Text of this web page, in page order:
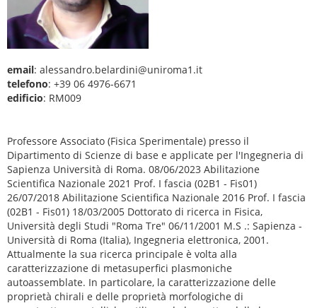
email: alessandro.belardini@uniroma1.it
telefono: +39 06 4976-6671
edificio: RM009
Professore Associato (Fisica Sperimentale) presso il
Dipartimento di Scienze di base e applicate per l'Ingegneria di
Sapienza Università di Roma. 08/06/2023 Abilitazione
Scientifica Nazionale 2021 Prof. I fascia (02B1 - Fis01)
26/07/2018 Abilitazione Scientifica Nazionale 2016 Prof. I fascia
(02B1 - Fis01) 18/03/2005 Dottorato di ricerca in Fisica,
Università degli Studi "Roma Tre" 06/11/2001 M.S .: Sapienza -
Università di Roma (Italia), Ingegneria elettronica, 2001.
Attualmente la sua ricerca principale è volta alla
caratterizzazione di metasuperfici plasmoniche
autoassemblate. In particolare, la caratterizzazione delle
proprietà chirali e delle proprietà morfologiche di